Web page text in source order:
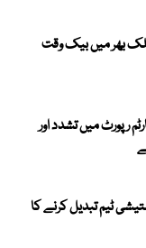
اگست سے ملک بھر میں بیک وقت
رپورٹ میں تشدد اور
ٹیم تبدیل کرنے کا